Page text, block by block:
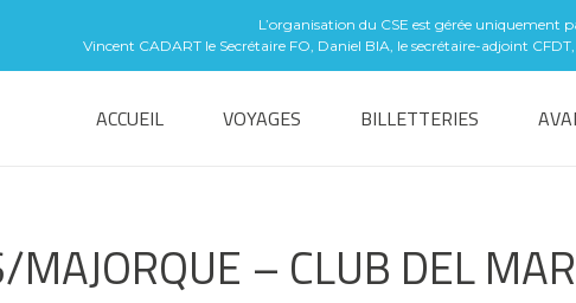
L’organisation du CSE est gérée uniquement
Vincent CADART le Secrétaire FO, Daniel BIA, le secrétaire-adjoint
ACCUEIL VOYAGES BILLETTERIES
MAJORQUE – CLUB DEL